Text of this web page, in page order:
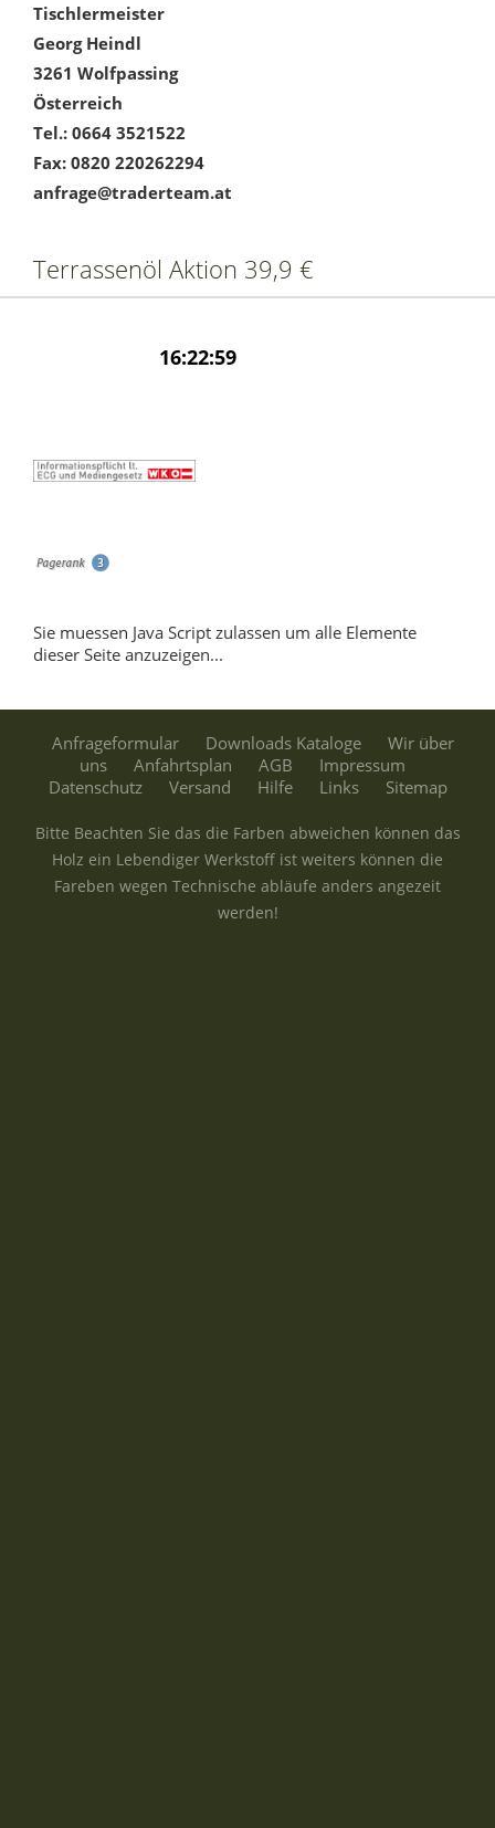
Tischlermeister
Georg Heindl
3261 Wolfpassing
Österreich
Tel.: 0664 3521522
Fax: 0820 220262294
anfrage@traderteam.at
Terrassenöl Aktion 39,9 €
Sie muessen Java Script zulassen um alle Elemente
dieser Seite anzuzeigen...
Anfrageformular Downloads Kataloge
Wir über
uns
Anfahrtsplan AGB
Impressum
Datenschutz
Versand Hilfe Links Sitemap
Bitte Beachten Sie das die Farben abweichen können das
Holz ein Lebendiger Werkstoff ist weiters können die
Fareben wegen Technische abläufe anders angezeit
werden!